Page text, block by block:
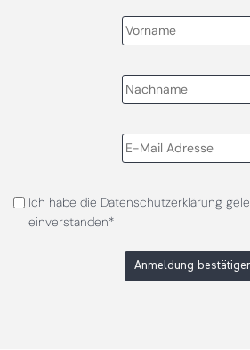
Ich habe die Datenschutzerklärung
einverstanden*
Anmeldung